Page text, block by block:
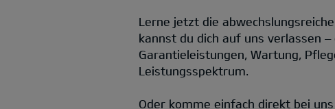
Lerne jetzt die
kannst du dich auf uns verlassen –
Garantieleistungen, Wartung,
Leistungsspektrum.
Oder komme einfach direkt bei